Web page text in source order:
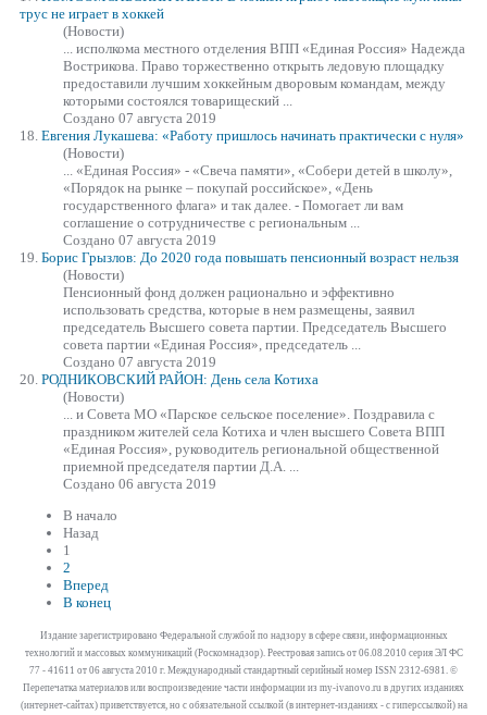
трус не играет в хоккей
(Новости)
... исполкома местного отделения ВПП «Единая Россия» Надежда
Вострикова. Право торжественно открыть ледовую площадку
предоставили лучшим хоккейным дворовым командам, между
которыми состоялся товарищеский ...
Создано 07 августа 2019
18. Евгения Лукашева: «Работу пришлось начинать практически с нуля»
(Новости)
«Единая Россия» - «Свеча памяти», «Собери детей в школу»,
«Порядок на рынке – покупай российское», «День
государственного флага» и так далее. - Помогает ли вам
соглашение о сотрудничестве с региональным ...
Создано 07 августа 2019
19. Борис Грызлов: До 2020 года повышать пенсионный возраст нельзя
(Новости)
Пенсионный фонд должен рационально и эффективно
использовать средства, которые в нем размещены, заявил
председатель Высшего совета партии. Председатель Высшего
совета партии «Единая Россия», председатель ...
Создано 07 августа 2019
20. РОДНИКОВСКИЙ РАЙОН: День села Котиха
(Новости)
... и Совета МО «Парское сельское поселение». Поздравила с
праздником жителей села Котиха и член высшего Совета ВПП
«Единая Россия», руководитель региональной общественной
приемной председателя партии Д.А. ...
Создано 06 августа 2019
В начало
Назад
1
2
Вперед
В конец
Издание зарегистрировано Федеральной службой по надзору в сфере связи, информационных
технологий и массовых коммуникаций (Роскомнадзор). Реестровая запись от 06.08.2010 серия ЭЛ ФС
77 - 41611 от 06 августа 2010 г. Международный стандартный серийный номер ISSN 2312-6981. ©
Перепечатка материалов или воспроизведение части информации из my-ivanovo.ru в других изданиях
(интернет-сайтах) приветствуется, но с обязательной ссылкой (в интернет-изданиях - с гиперссылкой) на